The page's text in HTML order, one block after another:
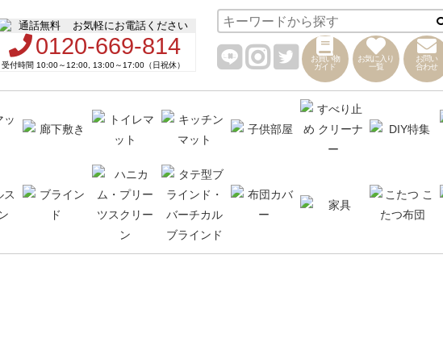
お気軽にお電話ください
0120-669-814
受付時間 10:00～12:00, 13:00～17:00（日祝休）
お買い物
ガイド
お気に入り
一覧
お問い
合わせ